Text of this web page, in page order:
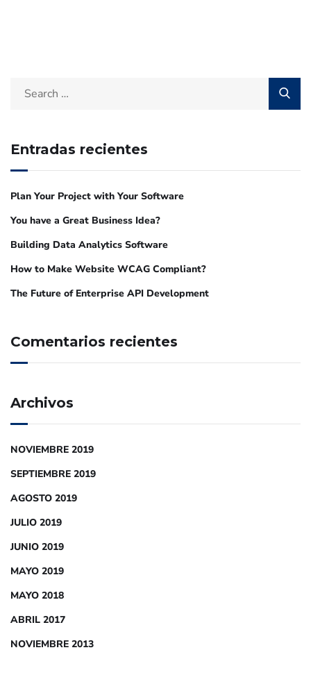
Entradas recientes
Plan Your Project with Your Software
You have a Great Business Idea?
Building Data Analytics Software
How to Make Website WCAG Compliant?
The Future of Enterprise API Development
Comentarios recientes
Archivos
NOVIEMBRE 2019
SEPTIEMBRE 2019
AGOSTO 2019
JULIO 2019
JUNIO 2019
MAYO 2019
MAYO 2018
ABRIL 2017
NOVIEMBRE 2013